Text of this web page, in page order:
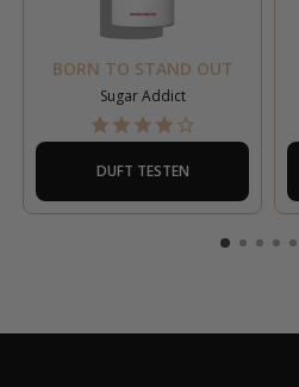
BORN TO STAND OUT
Sugar Addict
DUFT TESTEN